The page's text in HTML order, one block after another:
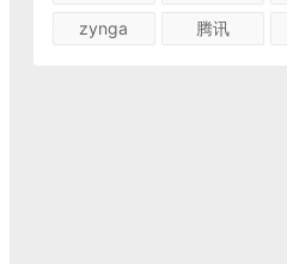
zynga
腾讯